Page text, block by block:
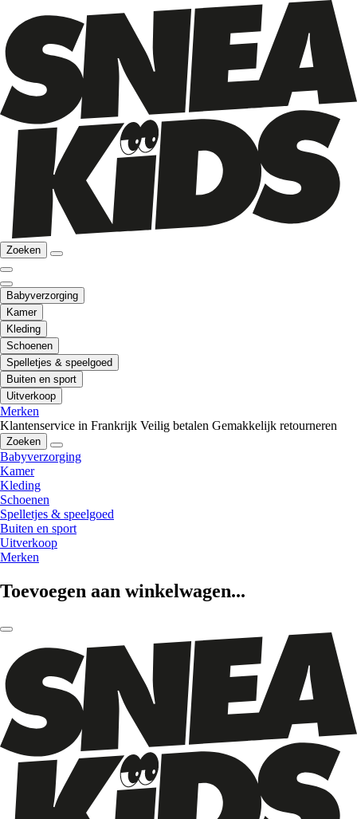
Zoeken
Babyverzorging
Kamer
Kleding
Schoenen
Spelletjes & speelgoed
Buiten en sport
Uitverkoop
Merken
Klantenservice in Frankrijk Veilig betalen Gemakkelijk retourneren
Zoeken
Babyverzorging
Kamer
Kleding
Schoenen
Spelletjes & speelgoed
Buiten en sport
Uitverkoop
Merken
Toevoegen aan winkelwagen...